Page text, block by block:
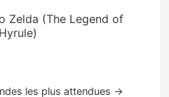
Zelda (The Legend of
les plus attendues →